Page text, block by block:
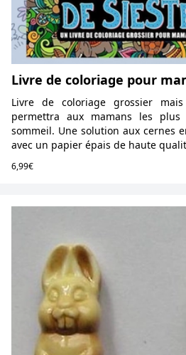
Livre de coloriage pour
Livre de coloriage grossier
permettra aux mamans les
sommeil. Une solution aux cernes
avec un papier épais de haute
6,99€